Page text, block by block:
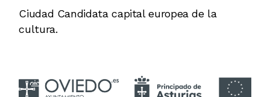
Ciudad Candidata capital europea de la
cultura.